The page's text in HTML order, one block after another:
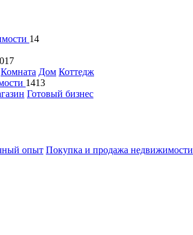
14
Комната Дом Коттедж
1413
Готовый бизнес
опыт Покупка и продажа недвижимости